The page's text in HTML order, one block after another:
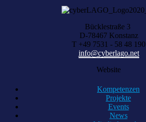
Bücklestraße 3
D-78467 Konstanz
T +49 7531 - 58 48 190
info@cyberlago.net
Website
Kompetenzen
Projekte
Events
News